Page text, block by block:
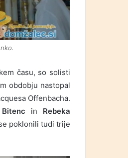
času, so solisti
obdobju nastopal
Offenbacha.
in Rebeka
poklonili tudi trije